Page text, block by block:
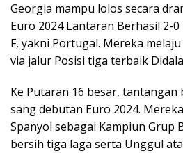
Georgia mampu lolos secara
Euro 2024 Lantaran Berhasil 2-
F, yakni Portugal. Mereka
via jalur Posisi tiga terbaik
Ke Putaran 16 besar, tantangan
sang debutan Euro 2024.
Spanyol sebagai Kampiun Grup
bersih tiga laga serta Unggul